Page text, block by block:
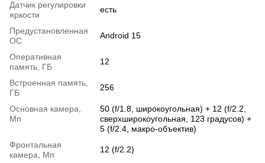
Датчик регулировки
яркости
есть
Предустановленная
ОС
Android 15
Оперативная
память, ГБ
12
Встроенная память,
ГБ
256
Основная камера,
Мп
50 (f/1.8, широкоугольная) + 12 (f/2.2,
сверхширокоугольная, 123 градусов) +
5 (f/2.4, макро-объектив)
Фронтальная
камера, Мп
12 (f/2.2)